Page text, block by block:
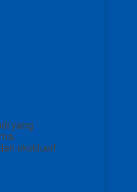
yang
eksklusif.